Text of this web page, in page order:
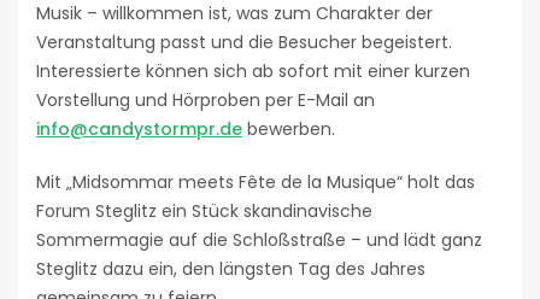
Musik – willkommen ist, was zum Charakter der
Veranstaltung passt und die Besucher begeistert.
Interessierte können sich ab sofort mit einer kurzen
Vorstellung und Hörproben per E-Mail an
info@candystormpr.de bewerben.
Mit „Midsommar meets Fête de la Musique“ holt das
Forum Steglitz ein Stück skandinavische
Sommermagie auf die Schloßstraße – und lädt ganz
Steglitz dazu ein, den längsten Tag des Jahres